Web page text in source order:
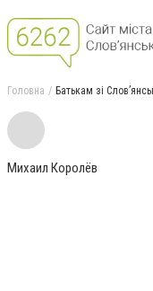
Головна Батькам зі
Михаил Королёв